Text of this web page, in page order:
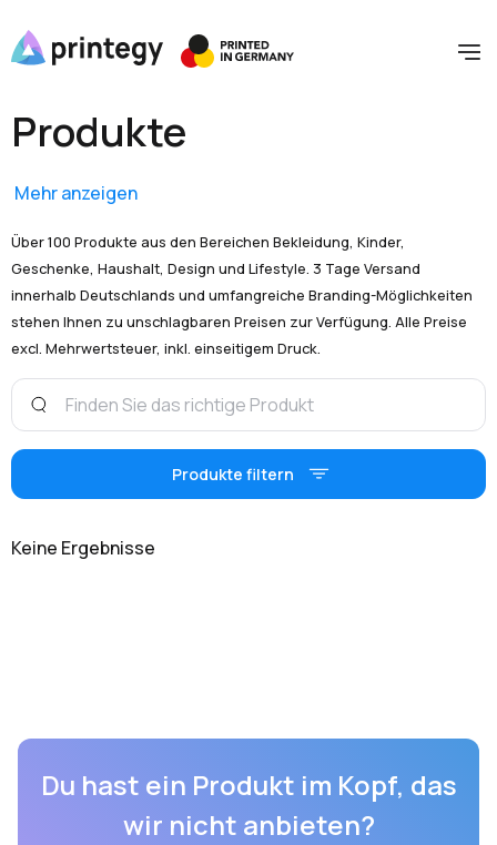
Produkte
Mehr anzeigen
Über 100 Produkte aus den Bereichen Bekleidung, Kinder,
Geschenke, Haushalt, Design und Lifestyle. 3 Tage Versand
innerhalb Deutschlands und umfangreiche Branding-Möglichkeiten
stehen Ihnen zu unschlagbaren Preisen zur Verfügung. Alle Preise
excl. Mehrwertsteuer, inkl. einseitigem Druck.
Produkte filtern
Keine Ergebnisse
Du hast ein Produkt im Kopf, das
wir nicht anbieten?